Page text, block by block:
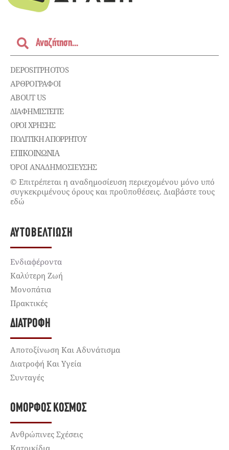
DEPOSITPHOTOS
ΑΡΘΡΟΓΡΑΦΟΙ
ABOUT US
ΔΙΑΦΗΜΙΣΤΕΊΤΕ
ΌΡΟΙ ΧΡΉΣΗΣ
ΠΟΛΙΤΙΚΉ ΑΠΟΡΡΉΤΟΥ
ΕΠΙΚΟΙΝΩΝΊΑ
ΌΡΟΙ ΑΝΑΔΗΜΟΣΙΕΥΣΗΣ
© Επιτρέπεται η αναδημοσίευση περιεχομένου μόνο υπό
συγκεκριμένους όρους και προϋποθέσεις. Διαβάστε τους
εδώ
ΑΥΤΟΒΕΛΤΊΩΣΗ
Ενδιαφέροντα
Καλύτερη Ζωή
Μονοπάτια
Πρακτικές
ΔΙΑΤΡΟΦΉ
Αποτοξίνωση Και Αδυνάτισμα
Διατροφή Και Υγεία
Συνταγές
ΌΜΟΡΦΟΣ ΚΌΣΜΟΣ
Ανθρώπινες Σχέσεις